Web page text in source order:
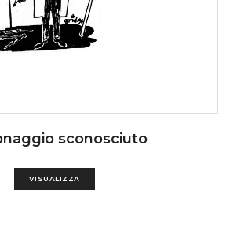
sconosciuto
VISUALIZZA